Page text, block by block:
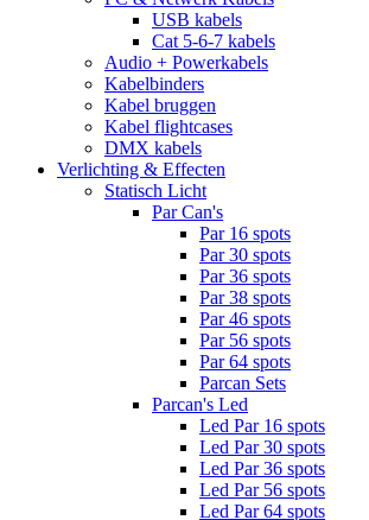
USB kabels
Cat 5-6-7 kabels
Audio + Powerkabels
Kabelbinders
Kabel bruggen
Kabel flightcases
DMX kabels
Verlichting & Effecten
Statisch Licht
Par Can's
Par 16 spots
Par 30 spots
Par 36 spots
Par 38 spots
Par 46 spots
Par 56 spots
Par 64 spots
Parcan Sets
Parcan's Led
Led Par 16 spots
Led Par 30 spots
Led Par 36 spots
Led Par 56 spots
Led Par 64 spots